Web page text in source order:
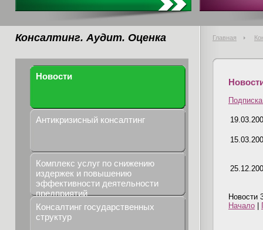
Консалтинг. Аудит. Оценка Главная
Новости
Антикризисный консалтинг
Комплекс услуг по снижению
издержек и повышению
эффективности деятельности
предприятий
Консалтинг государственных
структур
Новости
Начало